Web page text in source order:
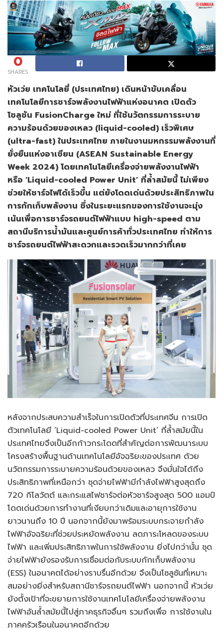
0
SHARES
หัวเว่ย เทคโนโลยี่ (ประเทศไทย) เดินหน้าขับเคลื่อน
เทคโนโลยีการชาร์จพลังงานไฟฟ้าแห่งอนาคต เปิดตัว
โซลูชัน FusionCharge ใหม่ ที่ใช้นวัตกรรมการระบาย
ความร้อนด้วยของเหลว (liquid-cooled) เร็วพิเศษ
(ultra-fast) ในประเทศไทย ภายในงานมหกรรมพลังงานที่
ยั่งยืนแห่งอาเซียน (ASEAN Sustainable Energy
Week 2024) โดยเทคโนโลยีเครื่องจ่ายพลังงานไฟฟ้า
หรือ ‘Liquid-cooled Power Unit’ ที่ล้ำสมัยนี้ ไม่เพียง
ช่วยให้ชาร์จไฟได้เร็วขึ้น แต่ยังโดดเด่นด้วยประสิทธิภาพใน
การกักเก็บพลังงาน ซึ่งในระยะแรกของการใช้งานจะมุ่ง
เน้นเพื่อการชาร์จรถยนต์ไฟฟ้าแบบ high-speed ตาม
สถานีบริการน้ำมันและศูนย์การค้าทั่วประเทศไทย ทำให้การ
ชาร์จรถยนต์ไฟฟ้าสะดวกและรวดเร็วมากกว่าที่เคย
หลังจากประสบความสำเร็จในการเปิดตัวที่ประเทศจีน การเปิด
ตัวเทคโนโลยี ‘Liquid-cooled Power Unit’ ที่ล้ำสมัยนี้ใน
ประเทศไทยจึงเป็นอีกก้าวกระโดดที่สำคัญต่อการพัฒนาระบบ
โครงสร้างพื้นฐานด้านเทคโนโลยีอัจฉริยะของประเทศ ด้วย
นวัตกรรมการระบายความร้อนด้วยของเหลว จึงมั่นใจได้ถึง
ประสิทธิภาพที่เหนือกว่า ชุดจ่ายไฟฟ้ามีกำลังไฟฟ้าสูงสุดถึง
720 กิโลวัตต์ และกระแสไฟชาร์จต่อหัวชาร์จสูงสุด 500 แอมป์
โดดเด่นด้วยการทำงานที่เงียบกว่าเดิมและอายุการใช้งาน
ยาวนานถึง 10 ปี นอกจากนี้ยังมาพร้อมระบบกระจายกำลัง
ไฟฟ้าอัจฉริยะที่ช่วยประหยัดพลังงาน ลดภาระโหลดของระบบ
ไฟฟ้า และเพิ่มประสิทธิภาพในการใช้พลังงาน ยิ่งไปกว่านั้น ชุด
จ่ายไฟฟ้ายังรองรับการเชื่อมต่อกับระบบกักเก็บพลังงาน
(ESS) ในอนาคตได้อย่างราบรื่นอีกด้วย จึงเป็นโซลูชันที่เหมาะ
สมอย่างยิ่งสำหรับสถานีชาร์จรถยนต์ไฟฟ้า นอกจากนี้ หัวเว่ย
ยังตั้งเป้าที่จะขยายการใช้งานเทคโนโลยีเครื่องจ่ายพลังงาน
ไฟฟ้าอันล้ำสมัยนี้ไปสู่ภาคธุรกิจอื่นๆ รวมถึงเพื่อ การใช้งานใน
ภาคครัวเรือนในอนาคตอีกด้วย